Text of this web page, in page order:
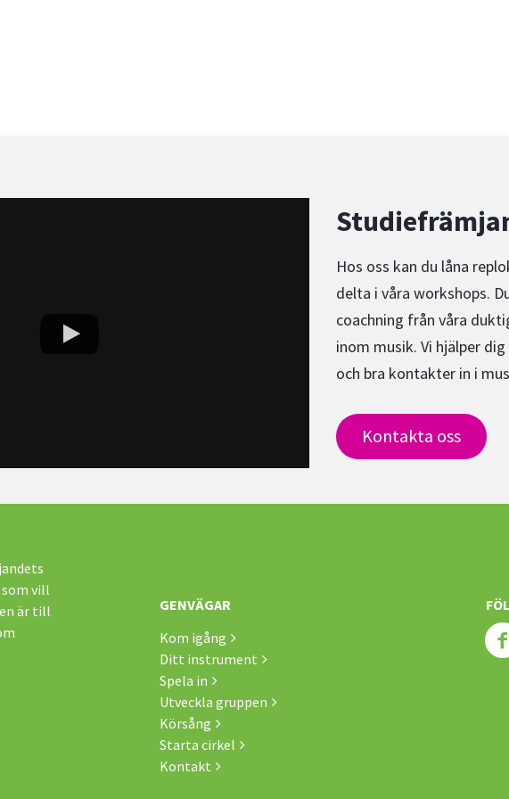
Hos oss kan du låna
delta i våra workshops.
coachning från våra
inom musik. Vi hjälper
och bra kontakter in i
Kontakta oss
vill
är till
GENVÄGAR
Kom igång
Ditt instrument
Spela in
Utveckla gruppen
Körsång
Starta cirkel
Kontakt